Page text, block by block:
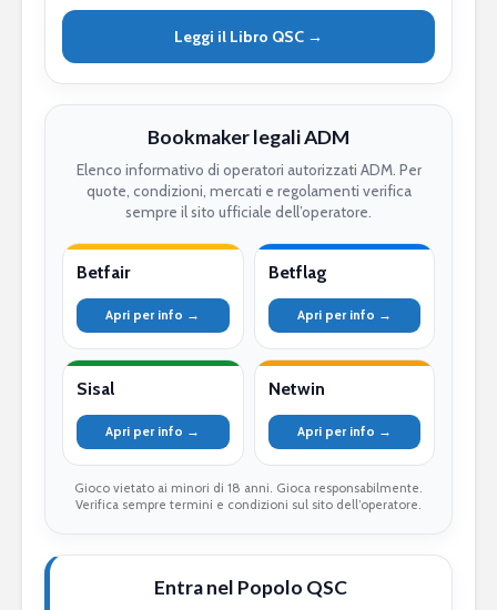
Leggi il Libro QSC →
Bookmaker legali ADM
Elenco informativo di operatori autorizzati ADM. Per
quote, condizioni, mercati e regolamenti verifica
sempre il sito ufficiale dell’operatore.
Betfair
Apri per info →
Betflag
Apri per info →
Sisal
Apri per info →
Netwin
Apri per info →
Gioco vietato ai minori di 18 anni. Gioca responsabilmente.
Verifica sempre termini e condizioni sul sito dell’operatore.
Entra nel Popolo QSC